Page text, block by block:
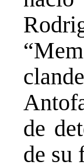
de
de su